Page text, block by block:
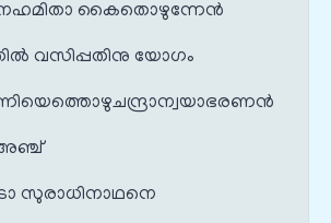
കൈതൊഴുന്നേന്‍
വസിപ്പതിനു യോഗം
സുരാധിനാഥനെ